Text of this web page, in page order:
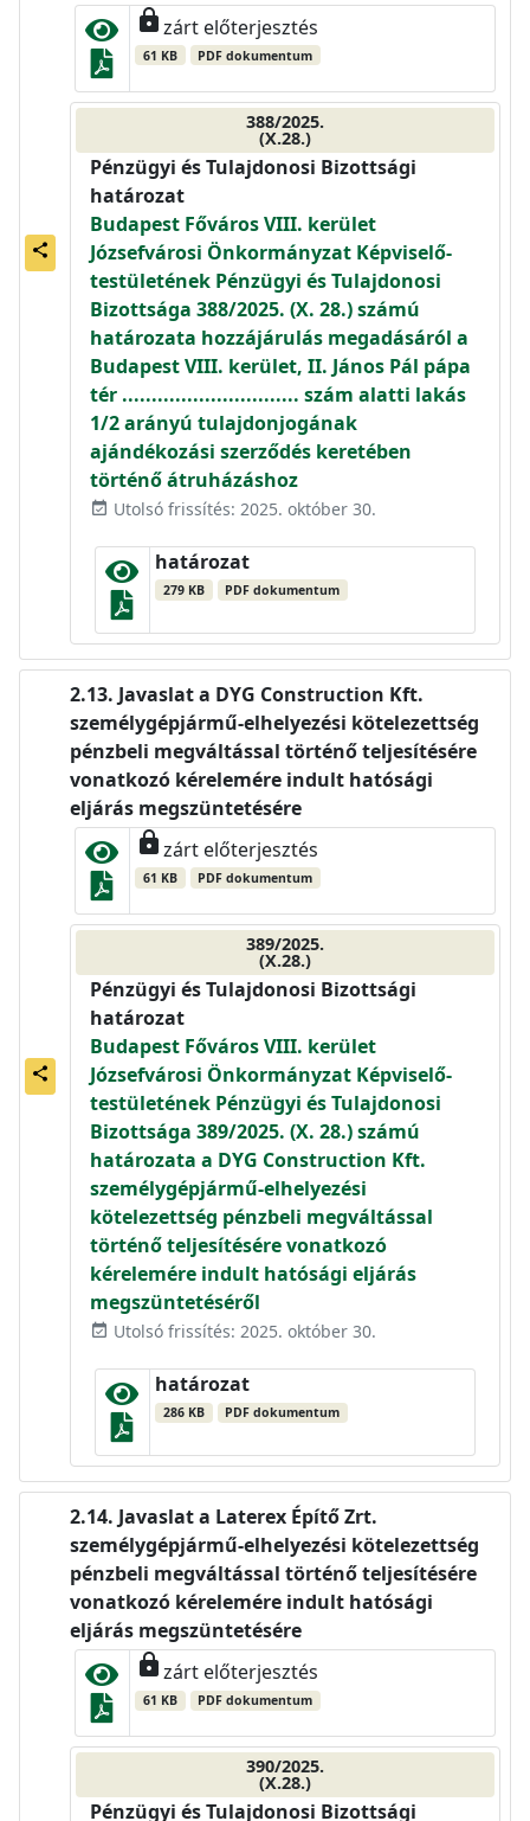
share
lockzárt előterjesztés
61 KB PDF dokumentum
388/2025.
(X.28.)
Pénzügyi és Tulajdonosi Bizottsági
határozat
Budapest Főváros VIII. kerület
Józsefvárosi Önkormányzat Képviselő-
testületének Pénzügyi és Tulajdonosi
Bizottsága 388/2025. (X. 28.) számú
határozata hozzájárulás megadásáról a
Budapest VIII. kerület, II. János Pál pápa
tér .............................. szám alatti lakás
1/2 arányú tulajdonjogának
ajándékozási szerződés keretében
történő átruházáshoz
event_available Utolsó frissítés: 2025. október 30.
határozat
279 KB PDF dokumentum
share
Javaslat a DYG Construction Kft.
személygépjármű-elhelyezési kötelezettség
pénzbeli megváltással történő teljesítésére
vonatkozó kérelemére indult hatósági
eljárás megszüntetésére
lockzárt előterjesztés
61 KB PDF dokumentum
389/2025.
(X.28.)
Pénzügyi és Tulajdonosi Bizottsági
határozat
Budapest Főváros VIII. kerület
Józsefvárosi Önkormányzat Képviselő-
testületének Pénzügyi és Tulajdonosi
Bizottsága 389/2025. (X. 28.) számú
határozata a DYG Construction Kft.
személygépjármű-elhelyezési
kötelezettség pénzbeli megváltással
történő teljesítésére vonatkozó
kérelemére indult hatósági eljárás
megszüntetéséről
event_available Utolsó frissítés: 2025. október 30.
határozat
286 KB PDF dokumentum
Javaslat a Laterex Építő Zrt.
személygépjármű-elhelyezési kötelezettség
pénzbeli megváltással történő teljesítésére
vonatkozó kérelemére indult hatósági
eljárás megszüntetésére
lockzárt előterjesztés
61 KB PDF dokumentum
390/2025.
(X.28.)
Pénzügyi és Tulajdonosi Bizottsági